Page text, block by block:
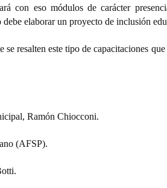
con eso módulos de carácter
elaborar un proyecto de inclusión
se resalten este tipo de capacitaciones
Ramón Chiocconi.
(AFSP).